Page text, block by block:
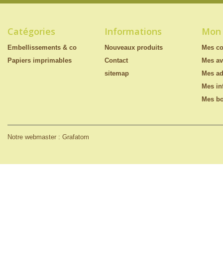
Catégories
Embellissements & co
Papiers imprimables
Informations
Nouveaux produits
Contact
sitemap
Notre webmaster : Grafatom
Mes
Mes
Mes
Mes
Mes